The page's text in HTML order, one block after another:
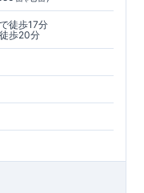
徒歩17分
歩20分